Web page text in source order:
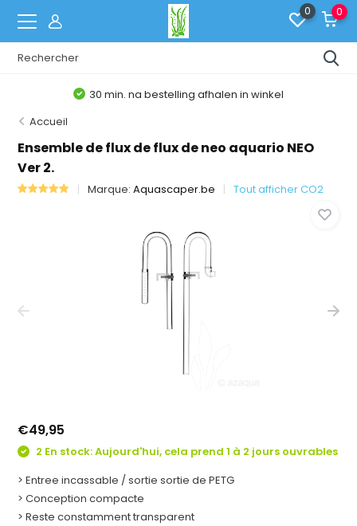
0 0
30 min. na bestelling afhalen in winkel
Accueil
Ensemble de flux de flux de neo aquario NEO
Ver 2.
Marque:Aquascaper.be Tout afficher CO2
€49,95
2 En stock: Aujourd'hui, cela prend 1 à 2 jours ouvrables
> Entree incassable / sortie sortie de PETG
> Conception compacte
> Reste constamment transparent